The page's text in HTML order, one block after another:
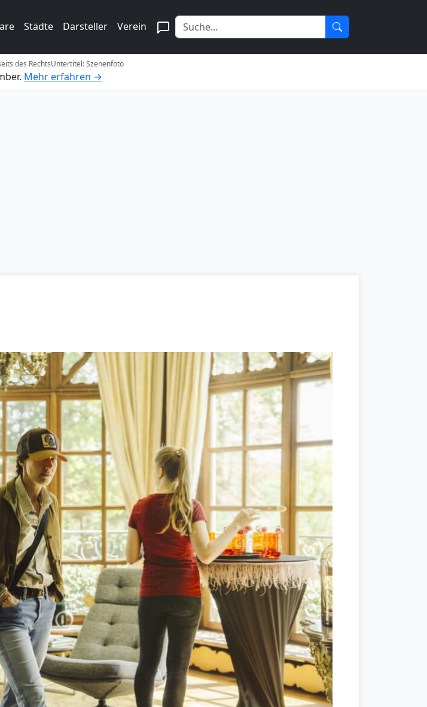
Städte Darsteller Verein
des RechtsUntertitel: Szenenfoto
Mehr erfahren →